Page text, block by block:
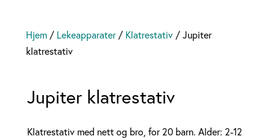
Hjem/ Lekeapparater/ Klatrestativ/ Jupiter
klatrestativ
Jupiter klatrestativ
Klatrestativ med nett og bro, for 20 barn. Alder: 2-12